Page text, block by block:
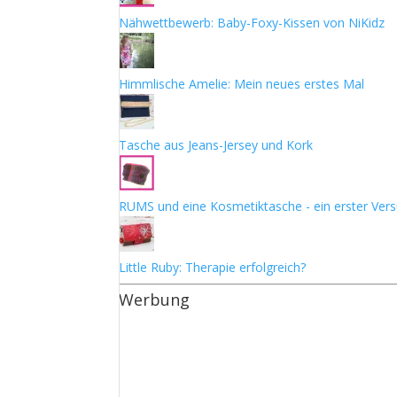
Nähwettbewerb: Baby-Foxy-Kissen von NiKidz
Himmlische Amelie: Mein neues erstes Mal
Tasche aus Jeans-Jersey und Kork
RUMS und eine Kosmetiktasche - ein erster
Little Ruby: Therapie erfolgreich?
Werbung